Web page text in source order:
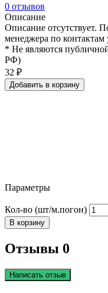
0 отзывов
Описание
Описание отсутствует.
менеджера по контактам
* Не являются
РФ)
32 ₽
Добавить в корзину
Параметры
Кол-во (шт/м.погон)
В корзину
Отзывы 0
Написать отзыв